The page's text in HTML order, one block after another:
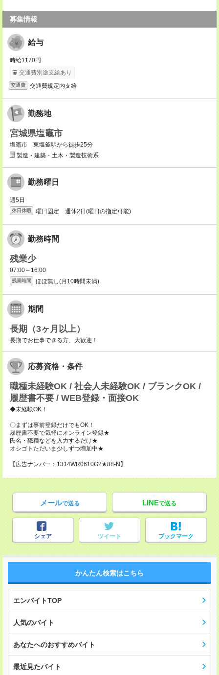
募集情報
給与
時給1170円
交通費別途支給あり
交通費 交通費規定内支給
勤務地
宮城県塩竈市
塩竈市 東塩釜駅から徒歩25分
製造・建築・土木・製造技術系
勤務曜日
週5日
休日休暇 曜日固定 週休2日(曜日の指定可能)
勤務時間
残業少
07:00～16:00
残業時間 ほぼ無し(月10時間未満)
期間
長期（3ヶ月以上）
長期でお仕事できる方、大歓迎！
応募資格・条件
職種未経験OK / 社会人未経験OK / ブランクOK /
履歴書不要 / WEB登録・面接OK
◆未経験OK！
〇まずは事前登録だけでもOK！
履歴書不要で気軽にオンライン登録★
氏名・職種などを入力するだけ★
オシゴトただいま少しずつ増加中★
【広告ナンバー：1314WR0610G2★88-N】
メールで送る LINEで送る
シェア ツイート ブックマーク
かんたん検索はこちら
エンバイトTOP
人気のバイト
あなたへのおすすめバイト
最近見たバイト